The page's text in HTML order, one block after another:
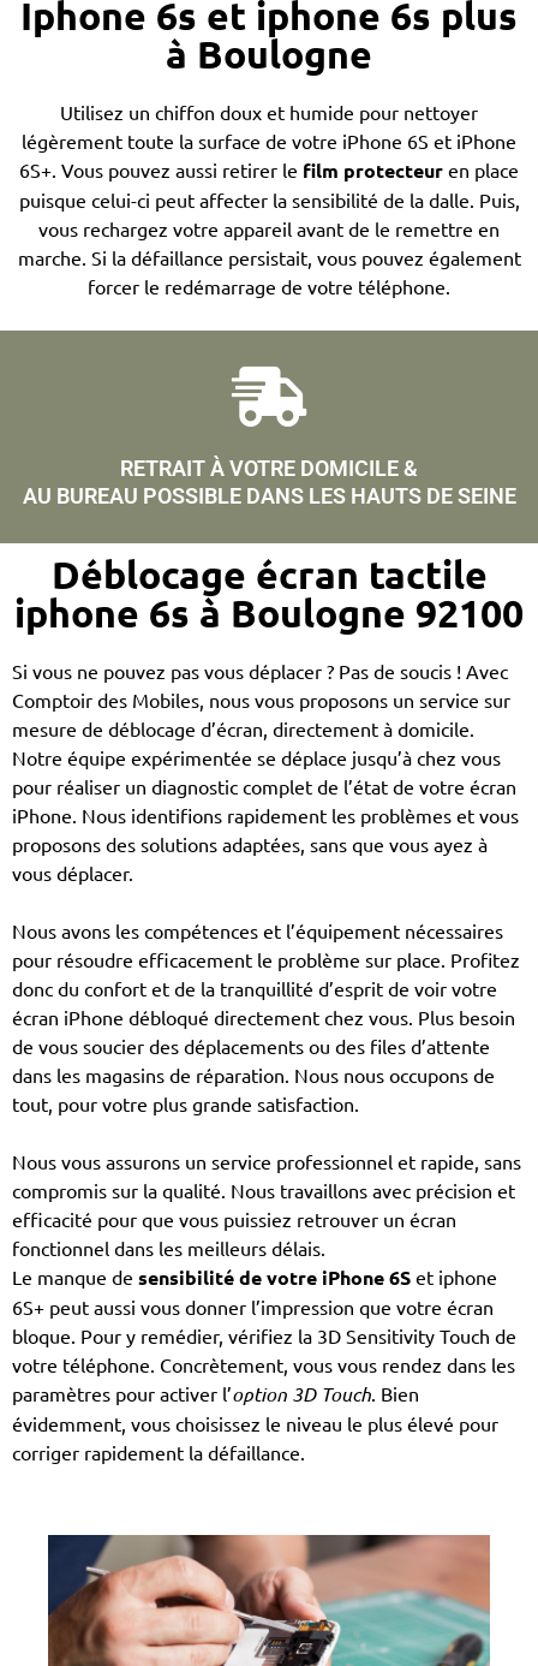
Iphone 6s et iphone 6s plus
à Boulogne
Utilisez un chiffon doux et humide pour nettoyer
légèrement toute la surface de votre iPhone 6S et iPhone
6S+. Vous pouvez aussi retirer le film protecteur en place
puisque celui-ci peut affecter la sensibilité de la dalle. Puis,
vous rechargez votre appareil avant de le remettre en
marche. Si la défaillance persistait, vous pouvez également
forcer le redémarrage de votre téléphone.
RETRAIT À VOTRE DOMICILE &
AU BUREAU POSSIBLE DANS LES HAUTS DE SEINE
Déblocage écran tactile
iphone 6s à Boulogne 92100
Si vous ne pouvez pas vous déplacer ? Pas de soucis ! Avec
Comptoir des Mobiles, nous vous proposons un service sur
mesure de déblocage d’écran, directement à domicile.
Notre équipe expérimentée se déplace jusqu’à chez vous
pour réaliser un diagnostic complet de l’état de votre écran
iPhone. Nous identifions rapidement les problèmes et vous
proposons des solutions adaptées, sans que vous ayez à
vous déplacer.
Nous avons les compétences et l’équipement nécessaires
pour résoudre efficacement le problème sur place. Profitez
donc du confort et de la tranquillité d’esprit de voir votre
écran iPhone débloqué directement chez vous. Plus besoin
de vous soucier des déplacements ou des files d’attente
dans les magasins de réparation. Nous nous occupons de
tout, pour votre plus grande satisfaction.
Nous vous assurons un service professionnel et rapide, sans
compromis sur la qualité. Nous travaillons avec précision et
efficacité pour que vous puissiez retrouver un écran
fonctionnel dans les meilleurs délais.
Le manque de sensibilité de votre iPhone 6S et iphone
6S+ peut aussi vous donner l’impression que votre écran
bloque. Pour y remédier, vérifiez la 3D Sensitivity Touch de
votre téléphone. Concrètement, vous vous rendez dans les
paramètres pour activer l’option 3D Touch . Bien
évidemment, vous choisissez le niveau le plus élevé pour
corriger rapidement la défaillance.